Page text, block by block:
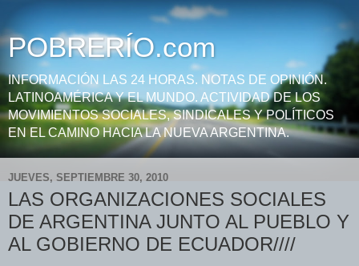
POBRERÍO.com
INFORMACIÓN LAS 24 HORAS. NOTAS DE OPINIÓN.
LATINOAMÉRICA Y EL MUNDO. ACTIVIDAD DE LOS
MOVIMIENTOS SOCIALES, SINDICALES Y POLÍTICOS
EN EL CAMINO HACIA LA NUEVA ARGENTINA.
JUEVES, SEPTIEMBRE 30, 2010
LAS ORGANIZACIONES SOCIALES
DE ARGENTINA JUNTO AL PUEBLO Y
AL GOBIERNO DE ECUADOR////